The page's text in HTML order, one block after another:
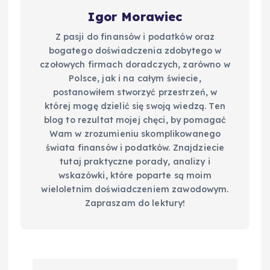
Igor Morawiec
Z pasji do finansów i podatków oraz
bogatego doświadczenia zdobytego w
czołowych firmach doradczych, zarówno w
Polsce, jak i na całym świecie,
postanowiłem stworzyć przestrzeń, w
której mogę dzielić się swoją wiedzą. Ten
blog to rezultat mojej chęci, by pomagać
Wam w zrozumieniu skomplikowanego
świata finansów i podatków. Znajdziecie
tutaj praktyczne porady, analizy i
wskazówki, które poparte są moim
wieloletnim doświadczeniem zawodowym.
Zapraszam do lektury!